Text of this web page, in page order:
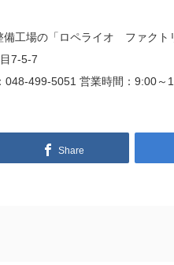
備工場の「ロペライオ ファクト
7-5-7
499-5051 営業時間： 9:00～
Share